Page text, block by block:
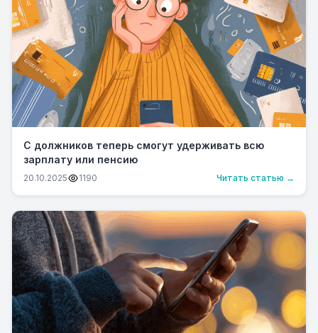
С должников теперь смогут удерживать всю
зарплату или пенсию
20.10.2025 1190 Читать статью →